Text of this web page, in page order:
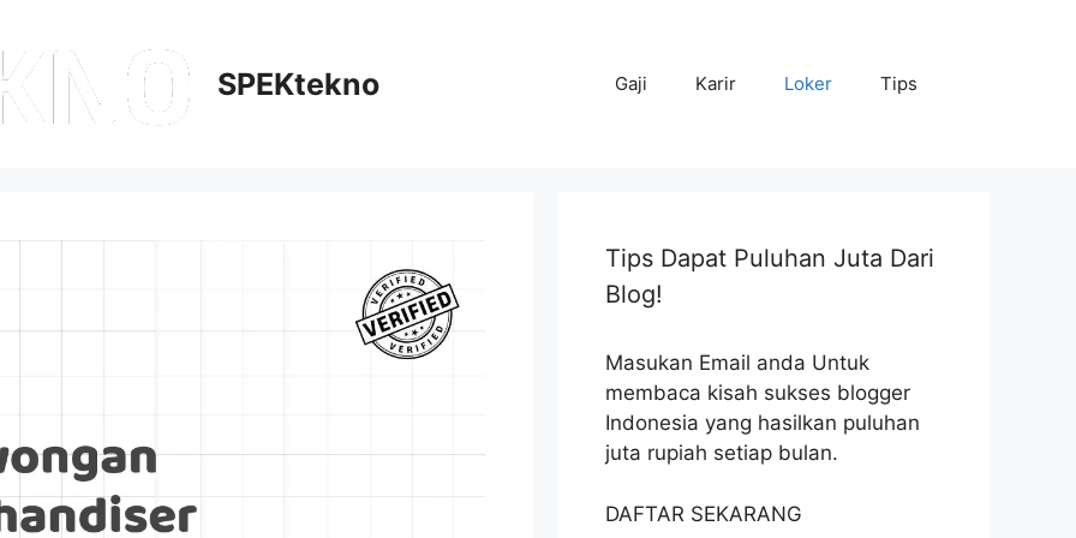
SPEKtekno Gaji Karir Loker Tips
Tips Dapat Puluhan Juta Dari
Blog!
Masukan Email anda Untuk
membaca kisah sukses blogger
Indonesia yang hasilkan puluhan
juta rupiah setiap bulan.
DAFTAR SEKARANG